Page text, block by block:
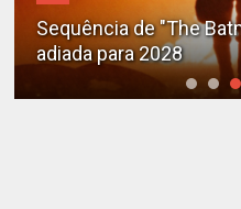
Tom Cruise surge
calvo no trailer caótico